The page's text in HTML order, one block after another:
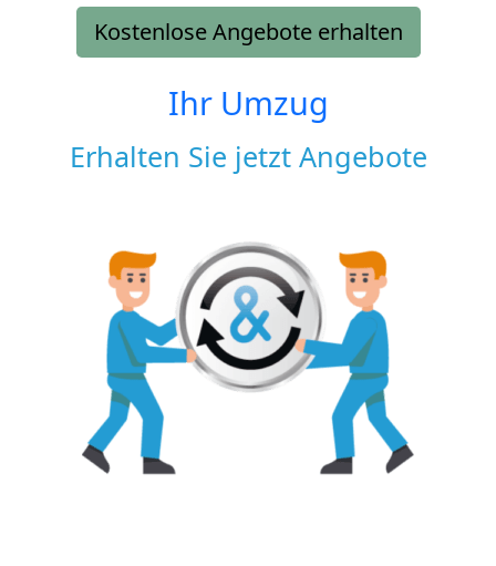
Kostenlose Angebote erhalten
Ihr Umzug
Erhalten Sie jetzt Angebote